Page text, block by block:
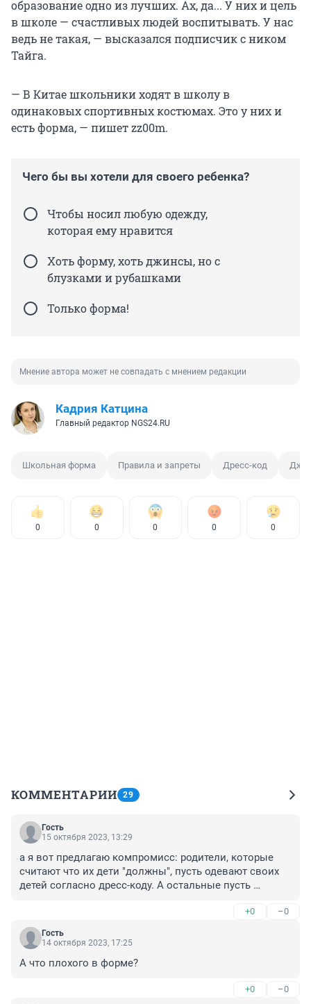
образование одно из лучших. Ах, да... У них и цель
в школе — счастливых людей воспитывать. У нас
ведь не такая, — высказался подписчик с ником
Тайга.
— В Китае школьники ходят в школу в
одинаковых спортивных костюмах. Это у них и
есть форма, — пишет zz00m.
Чего бы вы хотели для своего ребенка?
Чтобы носил любую одежду,
которая ему нравится
Хоть форму, хоть джинсы, но с
блузками и рубашками
Только форма!
Мнение автора может не совпадать с мнением редакции
Кадрия Катцина
Главный редактор NGS24.RU
Школьная форма Правила и запреты Дресс-код
0 0 0 0 0
КОММЕНТАРИИ 29
Гость
15 октября 2023, 13:29
а я вот предлагаю компромисс: родители, которые
считают что их дети "должны", пусть одевают своих
детей согласно дресс-коду. А остальные пусть
+0 –0
Гость
14 октября 2023, 17:25
А что плохого в форме?
+0 –0